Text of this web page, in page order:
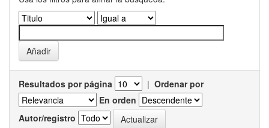
Resultados por página | Ordenar por
En orden
Autor/registro